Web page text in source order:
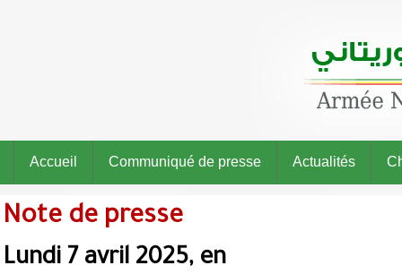
Accueil Communiqué de presse Actualités
Note de presse
Lundi 7 avril 2025, en